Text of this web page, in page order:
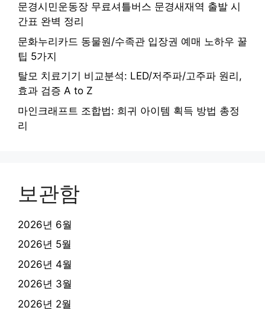
문경시민운동장 무료셔틀버스 문경새재역 출발 시
간표 완벽 정리
문화누리카드 동물원/수족관 입장권 예매 노하우 꿀
팁 5가지
탈모 치료기기 비교분석: LED/저주파/고주파 원리,
효과 검증 A to Z
마인크래프트 조합법: 희귀 아이템 획득 방법 총정
리
보관함
2026년 6월
2026년 5월
2026년 4월
2026년 3월
2026년 2월